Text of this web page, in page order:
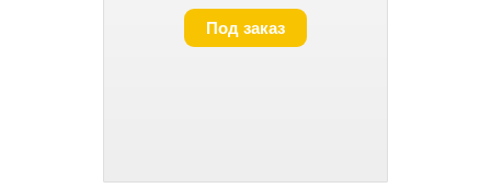
Под заказ